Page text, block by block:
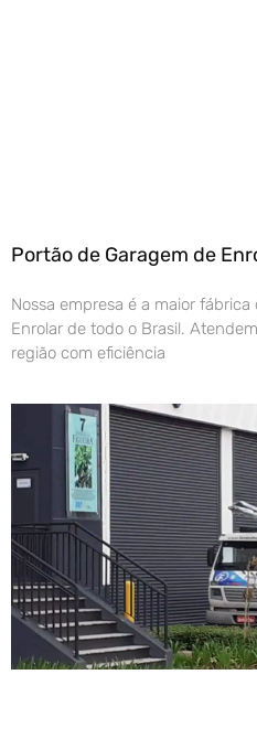
Portão de Garagem de
Nossa empresa é a maior
Enrolar de todo o Brasil.
região com eficiência